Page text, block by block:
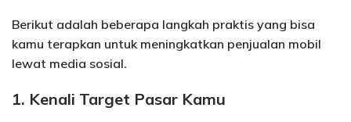
Berikut adalah beberapa langkah praktis yang bisa
kamu terapkan untuk meningkatkan penjualan mobil
lewat media sosial.
1. Kenali Target Pasar Kamu